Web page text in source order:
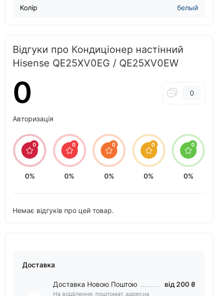
Колір белый
Відгуки про Кондиціонер настінний
Hisense QE25XV0EG / QE25XV0EW
0 0
Авторизація
0
0%
0
0%
0
0%
0
0%
0
0%
Немає відгуків про цей товар.
Доставка
Доставка Новою Поштою
На відділення, поштомат, адресна
від 200 ₴